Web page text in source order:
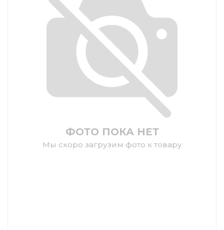
ФОТО ПОКА НЕТ
Мы скоро загрузим фото к товару